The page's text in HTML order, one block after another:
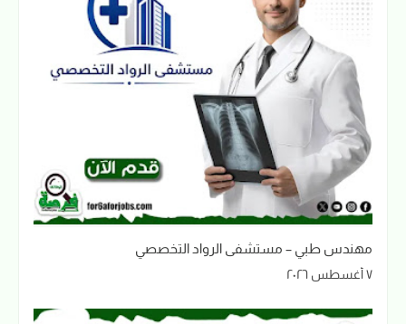
مهندس طبي – مستشفى الرواد التخصصي
٧ أغسطس ٢٠٢٦